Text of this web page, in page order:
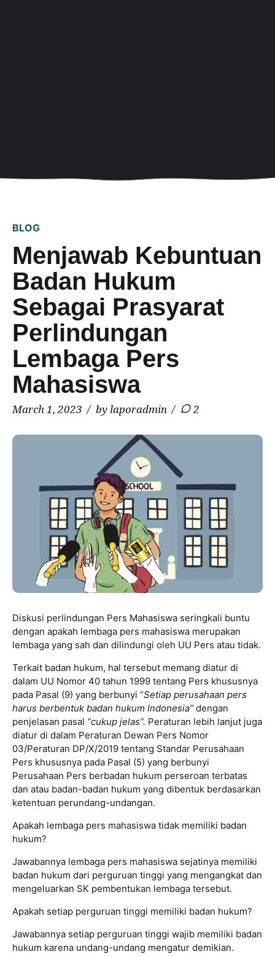
BLOG
Menjawab Kebuntuan
Badan Hukum
Sebagai Prasyarat
Perlindungan
Lembaga Pers
Mahasiswa
March 1, 2023 by laporadmin 2
Diskusi perlindungan Pers Mahasiswa seringkali buntu
dengan apakah lembaga pers mahasiswa merupakan
lembaga yang sah dan dilindungi oleh UU Pers atau tidak.
Terkait badan hukum, hal tersebut memang diatur di
dalam UU Nomor 40 tahun 1999 tentang Pers khususnya
pada Pasal (9) yang berbunyi “Setiap perusahaan pers
harus berbentuk badan hukum Indonesia” dengan
penjelasan pasal “cukup jelas”. Peraturan lebih lanjut juga
diatur di dalam Peraturan Dewan Pers Nomor
03/Peraturan DP/X/2019 tentang Standar Perusahaan
Pers khususnya pada Pasal (5) yang berbunyi
Perusahaan Pers berbadan hukum perseroan terbatas
dan atau badan-badan hukum yang dibentuk berdasarkan
ketentuan perundang-undangan.
Apakah lembaga pers mahasiswa tidak memiliki badan
hukum?
Jawabannya lembaga pers mahasiswa sejatinya memiliki
badan hukum dari perguruan tinggi yang mengangkat dan
mengeluarkan SK pembentukan lembaga tersebut.
Apakah setiap perguruan tinggi memiliki badan hukum?
Jawabannya setiap perguruan tinggi wajib memiliki badan
hukum karena undang-undang mengatur demikian.